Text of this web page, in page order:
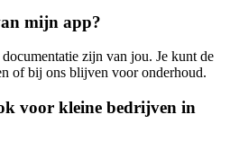
mijn app?
zijn van jou. Je kunt de
of bij ons blijven voor onderhoud.
voor kleine bedrijven in